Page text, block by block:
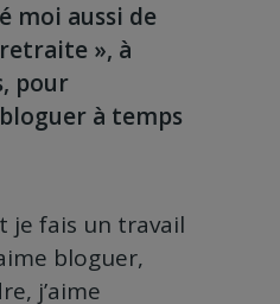
moi aussi de
», à
pour
à temps
je fais un travail
bloguer,
j’aime